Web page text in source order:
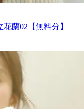
蘭02【無料分】